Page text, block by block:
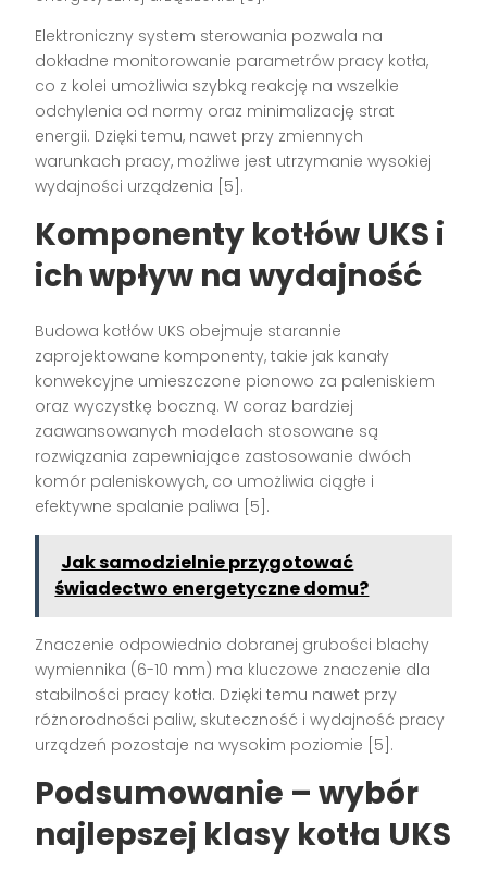
Elektroniczny system sterowania pozwala na
dokładne monitorowanie parametrów pracy kotła,
co z kolei umożliwia szybką reakcję na wszelkie
odchylenia od normy oraz minimalizację strat
energii. Dzięki temu, nawet przy zmiennych
warunkach pracy, możliwe jest utrzymanie wysokiej
wydajności urządzenia [5].
Komponenty kotłów UKS i
ich wpływ na wydajność
Budowa kotłów UKS obejmuje starannie
zaprojektowane komponenty, takie jak kanały
konwekcyjne umieszczone pionowo za paleniskiem
oraz wyczystkę boczną. W coraz bardziej
zaawansowanych modelach stosowane są
rozwiązania zapewniające zastosowanie dwóch
komór paleniskowych, co umożliwia ciągłe i
efektywne spalanie paliwa [5].
Jak samodzielnie przygotować
świadectwo energetyczne domu?
Znaczenie odpowiednio dobranej grubości blachy
wymiennika (6-10 mm) ma kluczowe znaczenie dla
stabilności pracy kotła. Dzięki temu nawet przy
różnorodności paliw, skuteczność i wydajność pracy
urządzeń pozostaje na wysokim poziomie [5].
Podsumowanie – wybór
najlepszej klasy kotła UKS